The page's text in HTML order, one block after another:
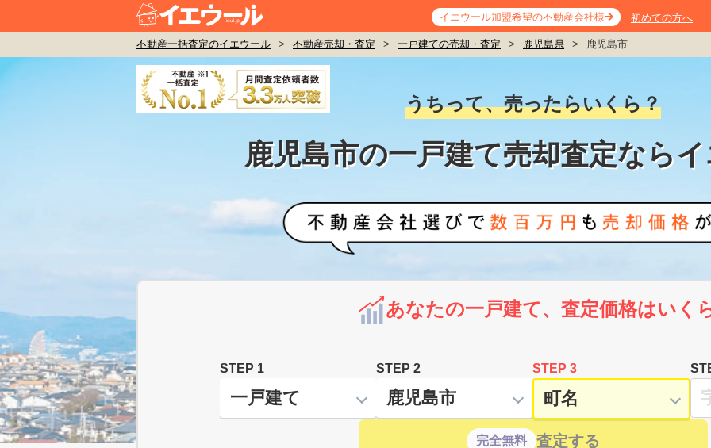
イエウール加盟希望の不動産会社様 初めての方へ
不動産一括査定のイエウール > 不動産売却・査定 > 一戸建ての売却・査定 > 鹿児島県 > 鹿児島市
うちって、売ったらいくら？
鹿児島市の一戸建て売却査定なら
あなたの一戸建て、査定価格はいく
STEP 1 STEP 2 STEP 3
完全無料 査定する